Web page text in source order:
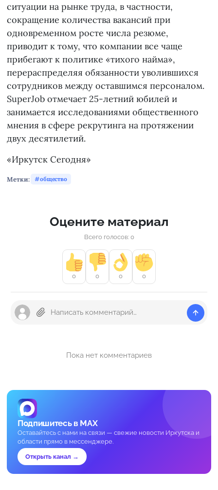
ситуации на рынке труда, в частности,
сокращение количества вакансий при
одновременном росте числа резюме,
приводит к тому, что компании все чаще
прибегают к политике «тихого найма»,
перераспределяя обязанности уволившихся
сотрудников между оставшимся персоналом.
SuperJob отмечает 25-летний юбилей и
занимается исследованиями общественного
мнения в сфере рекрутинга на протяжении
двух десятилетий.
«Иркутск Сегодня»
Метки: общество
Оцените материал
Всего голосов: 0
0 0 0 0
Пока нет комментариев
Подпишитесь в MAX
Оставайтесь с нами на связи — свежие новости Иркутска и
области прямо в мессенджере.
Открыть канал →